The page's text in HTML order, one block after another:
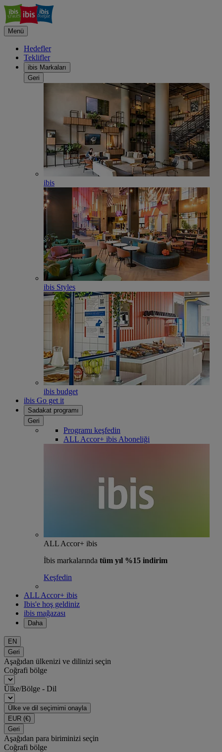
Menü
Hedefler
Teklifler
ibis Markaları
Geri
ibis
ibis Styles
ibis budget
ibis Go get it
Sadakat programı
Geri
Programı keşfedin
ALL Accor+ ibis Aboneliği
ALL Accor+ ibis
İbis markalarında tüm yıl %15 indirim
Keşfedin
ALL Accor+ ibis
Ibis'e hoş geldiniz
ibis mağazası
Daha
EN
Geri
Aşağıdan ülkenizi ve dilinizi seçin
Coğrafi bölge
Ülke/Bölge - Dil
Ülke ve dil seçimimi onayla
EUR (€)
Geri
Aşağıdan para biriminizi seçin
Coğrafi bölge